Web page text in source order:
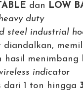
dan LOW
duty
steel industrial
diandalkan,
hasil menimbang
indicator
dari 1 ton hingga